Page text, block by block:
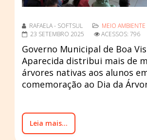
RAFAELA - SOFTSUL
MEIO AMBIENTE
23 SETEMBRO 2025
ACESSOS: 796
Governo Municipal de Boa
Aparecida distribui mais de
árvores nativas aos alunos
comemoração ao Dia da
Leia mais...